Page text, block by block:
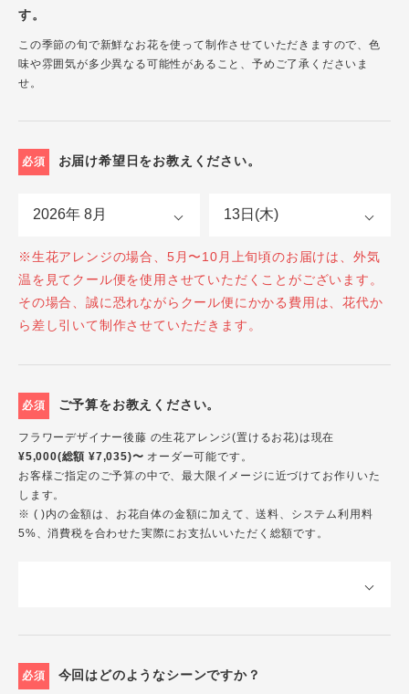
す。
この季節の旬で新鮮なお花を使って制作させていただきますので、色
味や雰囲気が多少異なる可能性があること、予めご了承くださいま
せ。
必須 お届け希望日をお教えください。
※生花アレンジの場合、5月〜10月上旬頃のお届けは、外気
温を見てクール便を使用させていただくことがございます。
その場合、誠に恐れながらクール便にかかる費用は、花代か
ら差し引いて制作させていただきます。
必須 ご予算をお教えください。
フラワーデザイナー後藤 の生花アレンジ(置けるお花)は現在
¥5,000(総額 ¥7,035)〜 オーダー可能です。
お客様ご指定のご予算の中で、最大限イメージに近づけてお作りいた
します。
※ ( )内の金額は、お花自体の金額に加えて、送料、システム利用料
5%、消費税を合わせた実際にお支払いいただく総額です。
必須 今回はどのようなシーンですか？